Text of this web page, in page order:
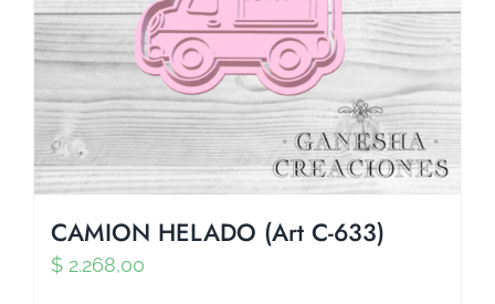
CAMION HELADO (Art C-633)
$ 2.268,00